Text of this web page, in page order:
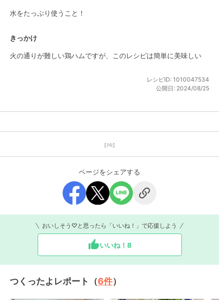
水をたっぷり使うこと！
きっかけ
火の通りが難しい鶏ハムですが、このレシピは簡単に美味しい
レシピID: 1010047534
公開日: 2024/08/25
【PR】
ページをシェアする
おいしそう♡と思ったら「いいね！」で応援しよう
いいね！ 8
つくったよレポート（6件）